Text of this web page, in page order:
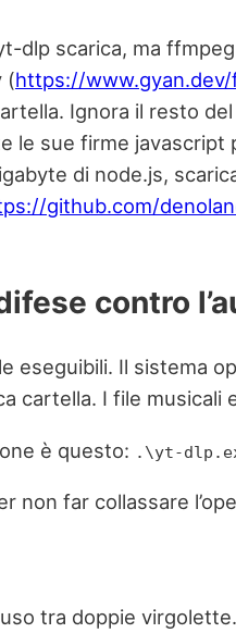
dlp scarica, ma
(https://
Ignora il resto
le sue firme
di node.js,
github.com/
contro
eseguibili. Il sistema
cartella. I file
è questo: .\yt-
non far collassare
tra doppie